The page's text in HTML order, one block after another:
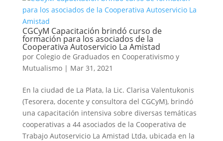
CGCyM Capacitación brindó curso de
formación para los asociados de la
Cooperativa Autoservicio La Amistad
por Colegio de Graduados en Cooperativismo y
Mutualismo| Mar 31, 2021
En la ciudad de La Plata, la Lic. Clarisa Valentukonis
(Tesorera, docente y consultora del CGCyM), brindó
una capacitación intensiva sobre diversas temáticas
cooperativas a 44 asociados de la Cooperativa de
Trabajo Autoservicio La Amistad Ltda, ubicada en la